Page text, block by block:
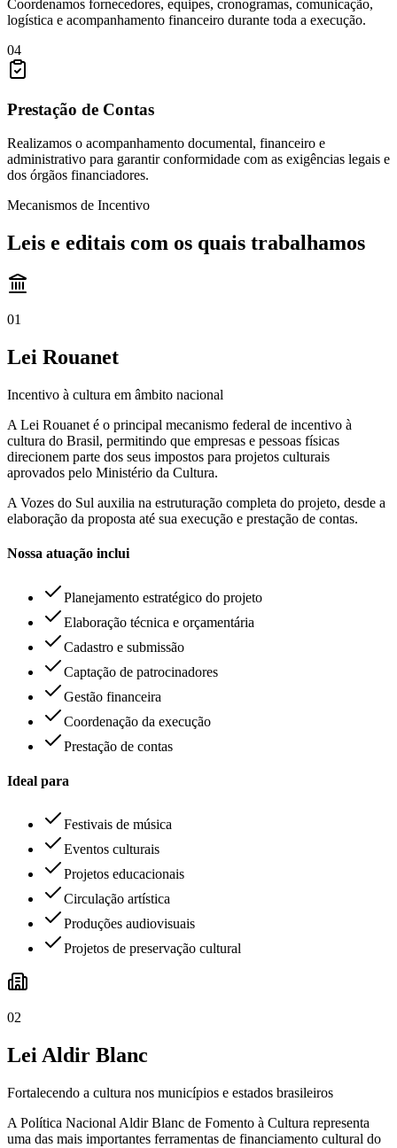
Coordenamos fornecedores, equipes, cronogramas, comunicação,
logística e acompanhamento financeiro durante toda a execução.
04
Prestação de Contas
Realizamos o acompanhamento documental, financeiro e
administrativo para garantir conformidade com as exigências legais e
dos órgãos financiadores.
Mecanismos de Incentivo
Leis e editais com os quais trabalhamos
01
Lei Rouanet
Incentivo à cultura em âmbito nacional
A Lei Rouanet é o principal mecanismo federal de incentivo à
cultura do Brasil, permitindo que empresas e pessoas físicas
direcionem parte dos seus impostos para projetos culturais
aprovados pelo Ministério da Cultura.
A Vozes do Sul auxilia na estruturação completa do projeto, desde a
elaboração da proposta até sua execução e prestação de contas.
Nossa atuação inclui
Planejamento estratégico do projeto
Elaboração técnica e orçamentária
Cadastro e submissão
Captação de patrocinadores
Gestão financeira
Coordenação da execução
Prestação de contas
Ideal para
Festivais de música
Eventos culturais
Projetos educacionais
Circulação artística
Produções audiovisuais
Projetos de preservação cultural
02
Lei Aldir Blanc
Fortalecendo a cultura nos municípios e estados brasileiros
A Política Nacional Aldir Blanc de Fomento à Cultura representa
uma das mais importantes ferramentas de financiamento cultural do